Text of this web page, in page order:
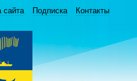
сайта Подписка Контакты